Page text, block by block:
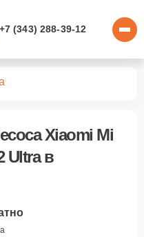
+7 (343) 288-39-12
Xiaomi Mi
Ultraв